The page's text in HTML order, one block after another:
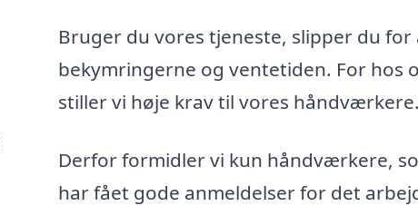
Bruger du vores tjeneste, slipper du for
bekymringerne og ventetiden. For hos
stiller vi høje krav til vores håndværkere.
Derfor formidler vi kun håndværkere,
har fået gode anmeldelser for det